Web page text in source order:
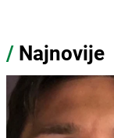
/ Najnovije